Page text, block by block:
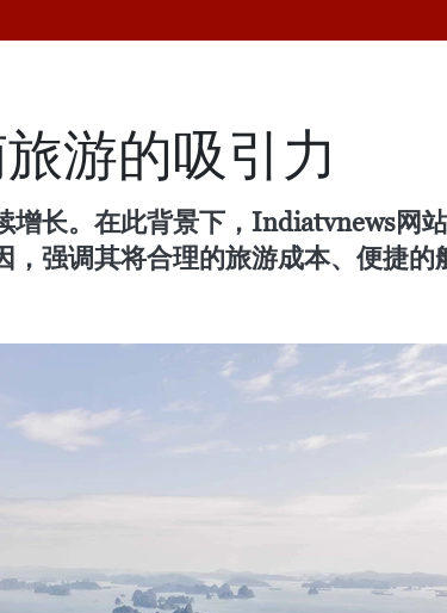
游的吸引力
增长。在此背景下，Indiatvnews网
强调其将合理的旅游成本、便捷的